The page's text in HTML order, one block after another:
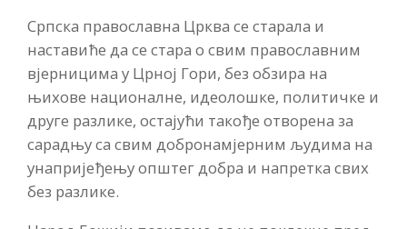
Српска православна Црква се старала и
наставиће да се стара о свим православним
вјерницима у Црној Гори, без обзира на
њихове националне, идеолошке, политичке и
друге разлике, остајући такође отворена за
сарадњу са свим добронамјерним људима на
унапријеђењу општег добра и напретка свих
без разлике.